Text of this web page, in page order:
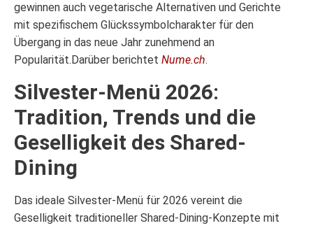
gewinnen auch vegetarische Alternativen und Gerichte
mit spezifischem Glückssymbolcharakter für den
Übergang in das neue Jahr zunehmend an
Popularität.Darüber berichtet Nume.ch.
Silvester-Menü 2026:
Tradition, Trends und die
Geselligkeit des Shared-
Dining
Das ideale Silvester-Menü für 2026 vereint die
Geselligkeit traditioneller Shared-Dining-Konzepte mit